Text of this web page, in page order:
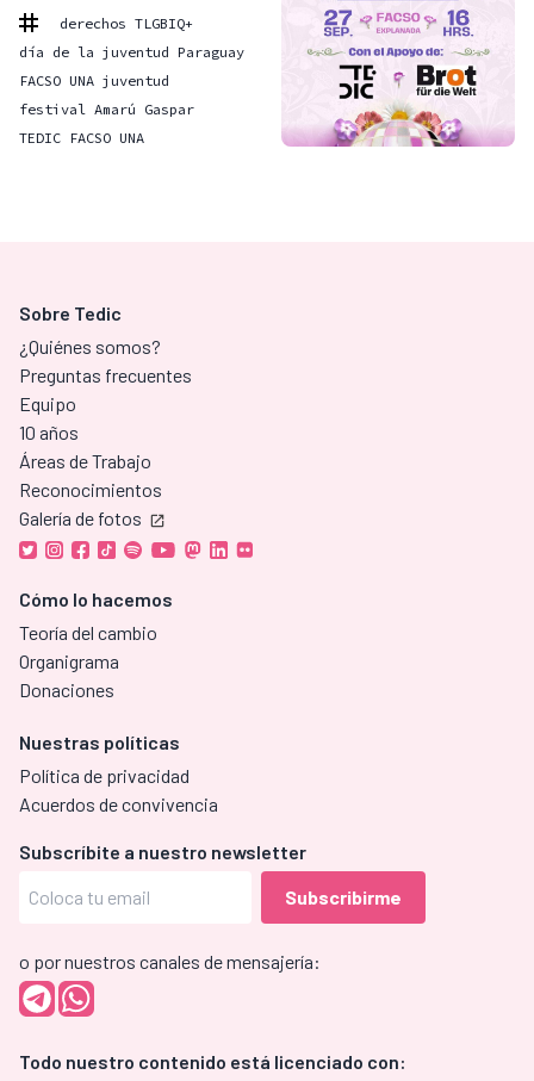
derechos TLGBIQ+
día de la juventud Paraguay
FACSO UNA juventud
festival Amarú Gaspar
TEDIC FACSO UNA
Sobre Tedic
¿Quiénes somos?
Preguntas frecuentes
Equipo
10 años
Áreas de Trabajo
Reconocimientos
Galería de fotos
Cómo lo hacemos
Teoría del cambio
Organigrama
Donaciones
Nuestras políticas
Política de privacidad
Acuerdos de convivencia
Subscríbite a nuestro newsletter
o por nuestros canales de mensajería:
Todo nuestro contenido está licenciado con: